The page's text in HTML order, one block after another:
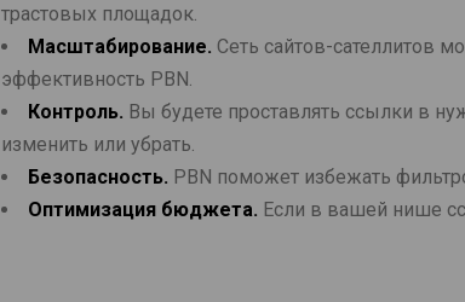
трастовых площадок.
Масштабирование. Сеть сайтов-сателлитов
эффективность PBN.
Контроль. Вы будете проставлять ссылки в
изменить или убрать.
Безопасность. PBN поможет избежать
Оптимизация бюджета. Если в вашей нише